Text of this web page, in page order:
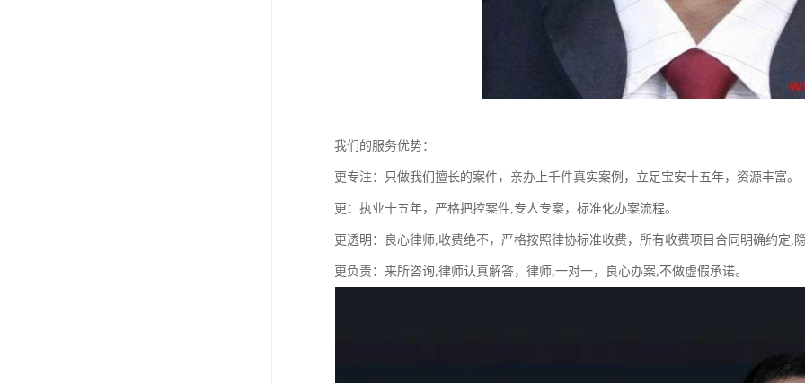
我们的服务优势：
更专注：只做我们擅长的案件，亲办上千件真实案例，立足宝安十五年，资源丰富。
更：执业十五年，严格把控案件,专人专案，标准化办案流程。
更透明：良心律师,收费绝不，严格按照律协标准收费，所有收费项目合同明确约定,
更负责：来所咨询,律师认真解答，律师,一对一，良心办案,不做虚假承诺。